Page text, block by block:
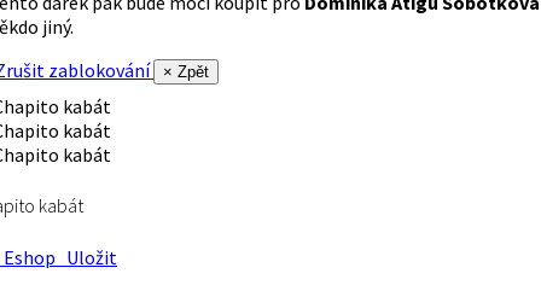
jiný.
zablokování
× Zpět
kabát
Uložit